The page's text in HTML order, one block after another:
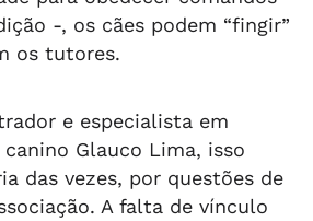
-, os cães podem “fingir”
os tutores.
e especialista em
Glauco Lima, isso
das vezes, por questões de
A falta de vínculo